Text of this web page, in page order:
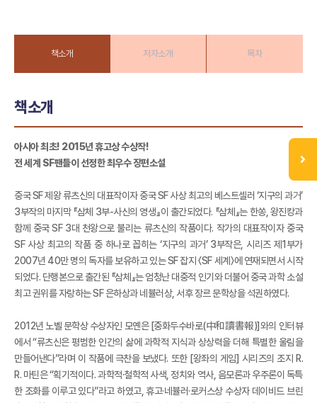
책소개 저자소개 목차
책소개
아시아 최초! 2015년 휴고상 수상작!
전 세계 SF팬들이 선정한 최우수 장편소설
중국 SF 제왕 류츠신의 대표작이자 중국 SF 사상 최고의 베스트셀러 ‘지구의 과거’
3부작의 마지막 『삼체 3부-사신의 영생』이 출간되었다. 『삼체』는 한쏭, 왕진캉과
함께 중국 SF 3대 천왕으로 불리는 류츠신의 작품이다. 작가의 대표작이자 중국
SF 사상 최고의 작품 중 하나로 꼽히는 ‘지구의 과거’ 3부작은, 시리즈 제1부가
2007년 40만 명의 독자를 보유하고 있는 SF 잡지 〈SF 세계〉에 연재되면서 시작
되었다. 단행본으로 출간된 『삼체』는 엄청난 대중적 인기와 더불어 중국 과학 소설
최고 권위를 자랑하는 SF 은하상과 네뷸러상, 서후 장르 문학상을 석권하였다.
2012년 노벨 문학상 수상자인 모옌은 [중화두수바로(中和讀書報)]와의 인터뷰
에서 “류츠신은 평범한 인간의 삶에 과학적 지식과 상상력을 더해 특별한 울림을
만들어낸다”라며 이 작품에 극찬을 보냈다. 또한 [왕좌의 게임] 시리즈의 조지 R.
R. 마틴은 “획기적이다. 과학적·철학적 사색, 정치와 역사, 음모론과 우주론이 독특
한 조화를 이루고 있다”라고 하였고, 휴고·네뷸러·로커스상 수상자 데이비드 브린